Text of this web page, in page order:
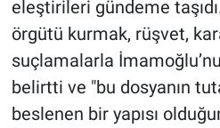
eleştirileri gündeme
örgütü kurmak, rüşvet,
suçlamalarla İmamoğlu’nu
belirtti ve "bu dosyanın
beslenen bir yapısı